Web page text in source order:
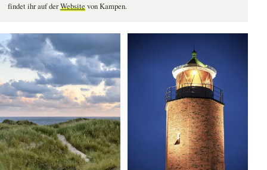
findet ihr auf derWebsitevon Kampen.